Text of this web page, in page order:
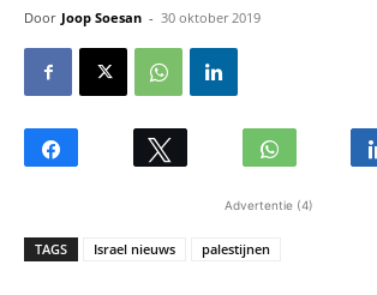
Door Joop Soesan - 30 oktober 2019
Advertentie (4)
TAGS Israel nieuws palestijnen